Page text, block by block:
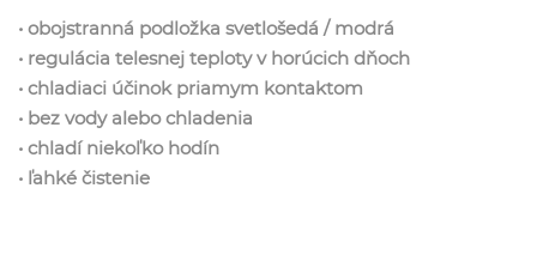
• obojstranná podložka svetlošedá / modrá
• regulácia telesnej teploty v horúcich dňoch
• chladiaci účinok priamym kontaktom
• bez vody alebo chladenia
• chladí niekoľko hodín
• ľahké čistenie